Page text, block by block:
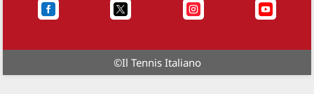
   
©Il Tennis Italiano